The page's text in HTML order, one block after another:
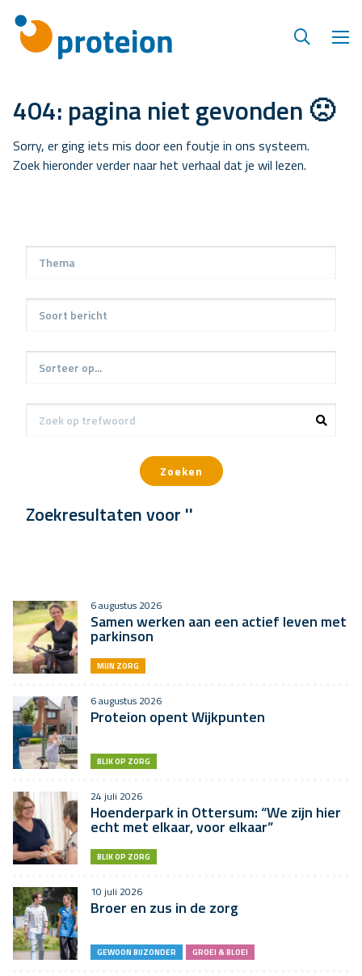
404: pagina niet gevonden 🙁
Sorry, er ging iets mis door een foutje in ons systeem.
Zoek hieronder verder naar het verhaal dat je wil lezen.
Zoeken
Zoekresultaten voor ''
6 augustus 2026
Samen werken aan een actief leven met
parkinson
MIJN ZORG
6 augustus 2026
Proteion opent Wijkpunten
BLIK OP ZORG
24 juli 2026
Hoenderpark in Ottersum: “We zijn hier
echt met elkaar, voor elkaar”
BLIK OP ZORG
10 juli 2026
Broer en zus in de zorg
GEWOON BIJZONDER GROEI & BLOEI